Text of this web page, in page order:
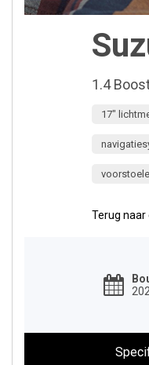
1.4
17"
Terug